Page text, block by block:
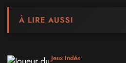
À LIRE AUSSI
Jeux Indés